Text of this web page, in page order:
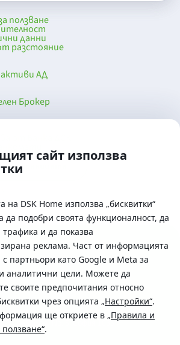
сайт използва
на DSK Home използва „бисквитки“
да подобри своята функционалност, да
и да показва
реклама. Част от информацията
с партньори като Google и Meta за
аналитични цели. Можете да
своите предпочитания относно
чрез опцията „Настройки“.
ще откриете в „Правила и
.
ползване
данни
разстояние
активи АД
Брокер
от Банка ДСК
на страницата
Г. Бенковски No. 5, София 1036